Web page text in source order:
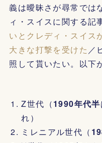
義は曖昧さが尋常では
ィ・スイスに関する記
いとクレディ・スイス
大きな打撃を受けた ／
照して貰いたい。以下
Z世代（1990年代半
れ）
ミレニアル世代（